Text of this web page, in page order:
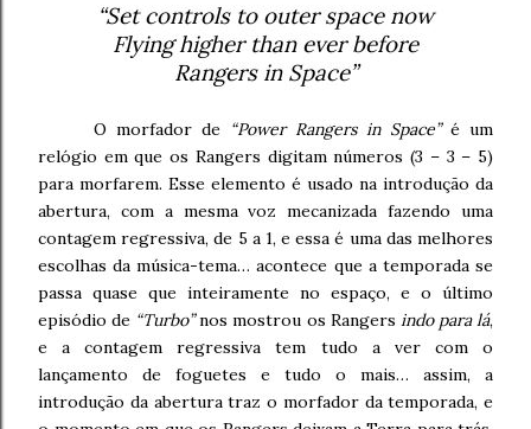
“Set controls to outer space now
Flying higher than ever before
Rangers in Space”
O morfador de “Power Rangers in Space”é um
relógio em que os Rangers digitam números (3 – 3 – 5)
para morfarem. Esse elemento é usado na introdução da
abertura, com a mesma voz mecanizada fazendo uma
contagem regressiva, de 5 a 1, e essa é uma das melhores
escolhas da música-tema… acontece que a temporada se
passa quase que inteiramente no espaço, e o último
episódio de “Turbo”nos mostrou os Rangers indo para lá,
e a contagem regressiva tem tudo a ver com o
lançamento de foguetes e tudo o mais… assim, a
introdução da abertura traz o morfador da temporada, e